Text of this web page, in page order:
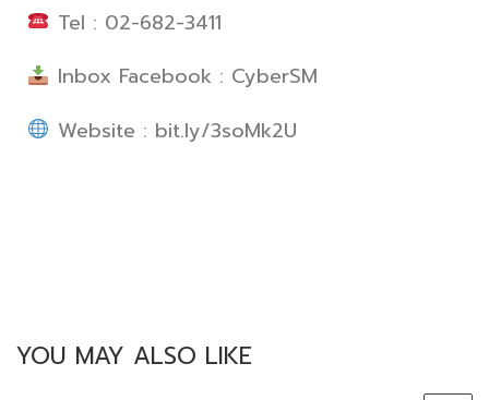
Tel : 02-682-3411
Inbox Facebook : CyberSM
Website : bit.ly/3soMk2U
YOU MAY ALSO LIKE